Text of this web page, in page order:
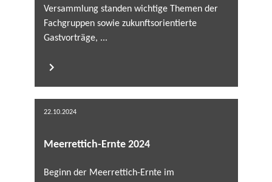
Versammlung standen wichtige Themen der
Fachgruppen sowie zukunftsorientierte
Gastvorträge, ...
22.10.2024
Meerrettich-Ernte 2024
Beginn der Meerrettich-Ernte im